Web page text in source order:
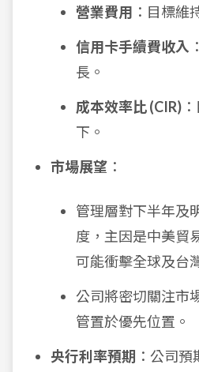
營業費用 ：目標維
信用卡手續費收入
長。
成本效率比 (CIR)
下。
市場展望 ：
管理層對下半年及
度，主因是中美貿
可能衝擊全球及台
公司將密切關注市
管置於優先位置。
央行利率預期 ：公司